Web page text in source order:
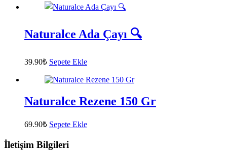
Naturalce Ada Çayı 🔍
39.90₺ Sepete Ekle
Naturalce Rezene 150 Gr
69.90₺ Sepete Ekle
İletişim Bilgileri